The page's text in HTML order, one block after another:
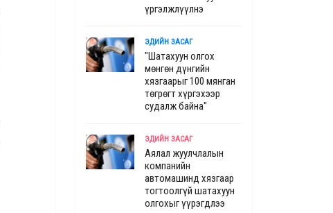
үргэлжлүүлнэ
ЭДИЙН ЗАСАГ
"Шатахуун олгох
мөнгөн дүнгийн
хязгаарыг 100 мянган
төгрөгт хүргэхээр
судалж байна"
ЭДИЙН ЗАСАГ
Аялал жуулчлалын
компанийн
автомашинд хязгаар
тогтоолгүй шатахуун
олгохыг үүрэгдлээ